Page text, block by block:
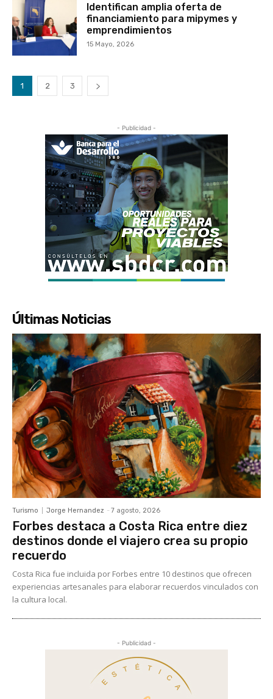
Identifican amplia oferta de
financiamiento para mipymes y
emprendimientos
15 Mayo, 2026
1 2 3
- Publicidad -
Últimas Noticias
Turismo Jorge Hernandez - 7 agosto, 2026
Forbes destaca a Costa Rica entre diez
destinos donde el viajero crea su propio
recuerdo
Costa Rica fue incluida por Forbes entre 10 destinos que ofrecen
experiencias artesanales para elaborar recuerdos vinculados con
la cultura local.
- Publicidad -